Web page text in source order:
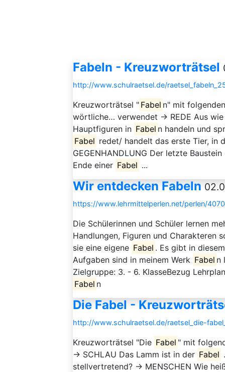
Fabeln - Kreuzworträtsel
http://www.schulraetsel.de/
Kreuzworträtsel " Fabel n" mit
wörtliche… verwendet → REDE Aus
Hauptfiguren in Fabel n handeln und
Fabel redet/ handelt das erste Tier,
GEGENHANDLUNG Der letzte
Ende einer Fabel ...
Wir entdecken Fabeln
https://www.lehrmittelperlen.net/perlen/
Die Schülerinnen und Schüler lernen
Handlungen, Figuren und Charakteren
sie eine eigene Fabel . Es gibt in
Aufgaben sind in meinem Werk Fabel n
Zielgruppe: 3. - 6. KlasseBezug
Fabel n
Die Fabel -
http://www.schulraetsel.de/raetsel_die-
Kreuzworträtsel "Die Fabel " mit
→ SCHLAU Das Lamm ist in der Fabel
stellvertretend? → MENSCHEN Wie